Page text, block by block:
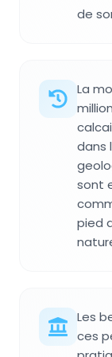
de
La
dans
sont
pied
Les
ces